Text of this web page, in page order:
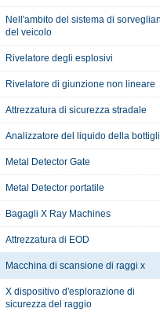
Nell'ambito del sistema di
del veicolo
Rivelatore degli esplosivi
Rivelatore di giunzione non lineare
Attrezzatura di sicurezza stradale
Analizzatore del liquido della
Metal Detector Gate
Metal Detector portatile
Bagagli X Ray Machines
Attrezzatura di EOD
Macchina di scansione di raggi x
X dispositivo d'esplorazione di
sicurezza del raggio